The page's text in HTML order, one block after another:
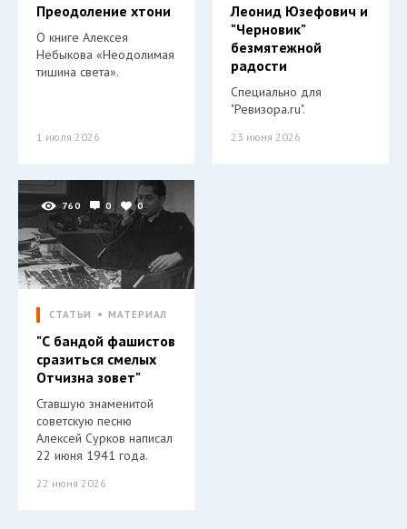
Преодоление хтони
О книге Алексея
Небыкова «Неодолимая
тишина света».
1 июля 2026
Леонид Юзефович и
"Черновик"
безмятежной
радости
Специально для
"Ревизора.ru".
23 июня 2026
760 0 0
СТАТЬИ МАТЕРИАЛ
"С бандой фашистов
сразиться смелых
Отчизна зовет"
Ставшую знаменитой
советскую песню
Алексей Сурков написал
22 июня 1941 года.
22 июня 2026